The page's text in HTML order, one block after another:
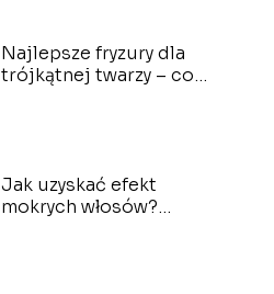
Najlepsze fryzury dla
trójkątnej twarzy – co
Jak uzyskać efekt
mokrych włosów?